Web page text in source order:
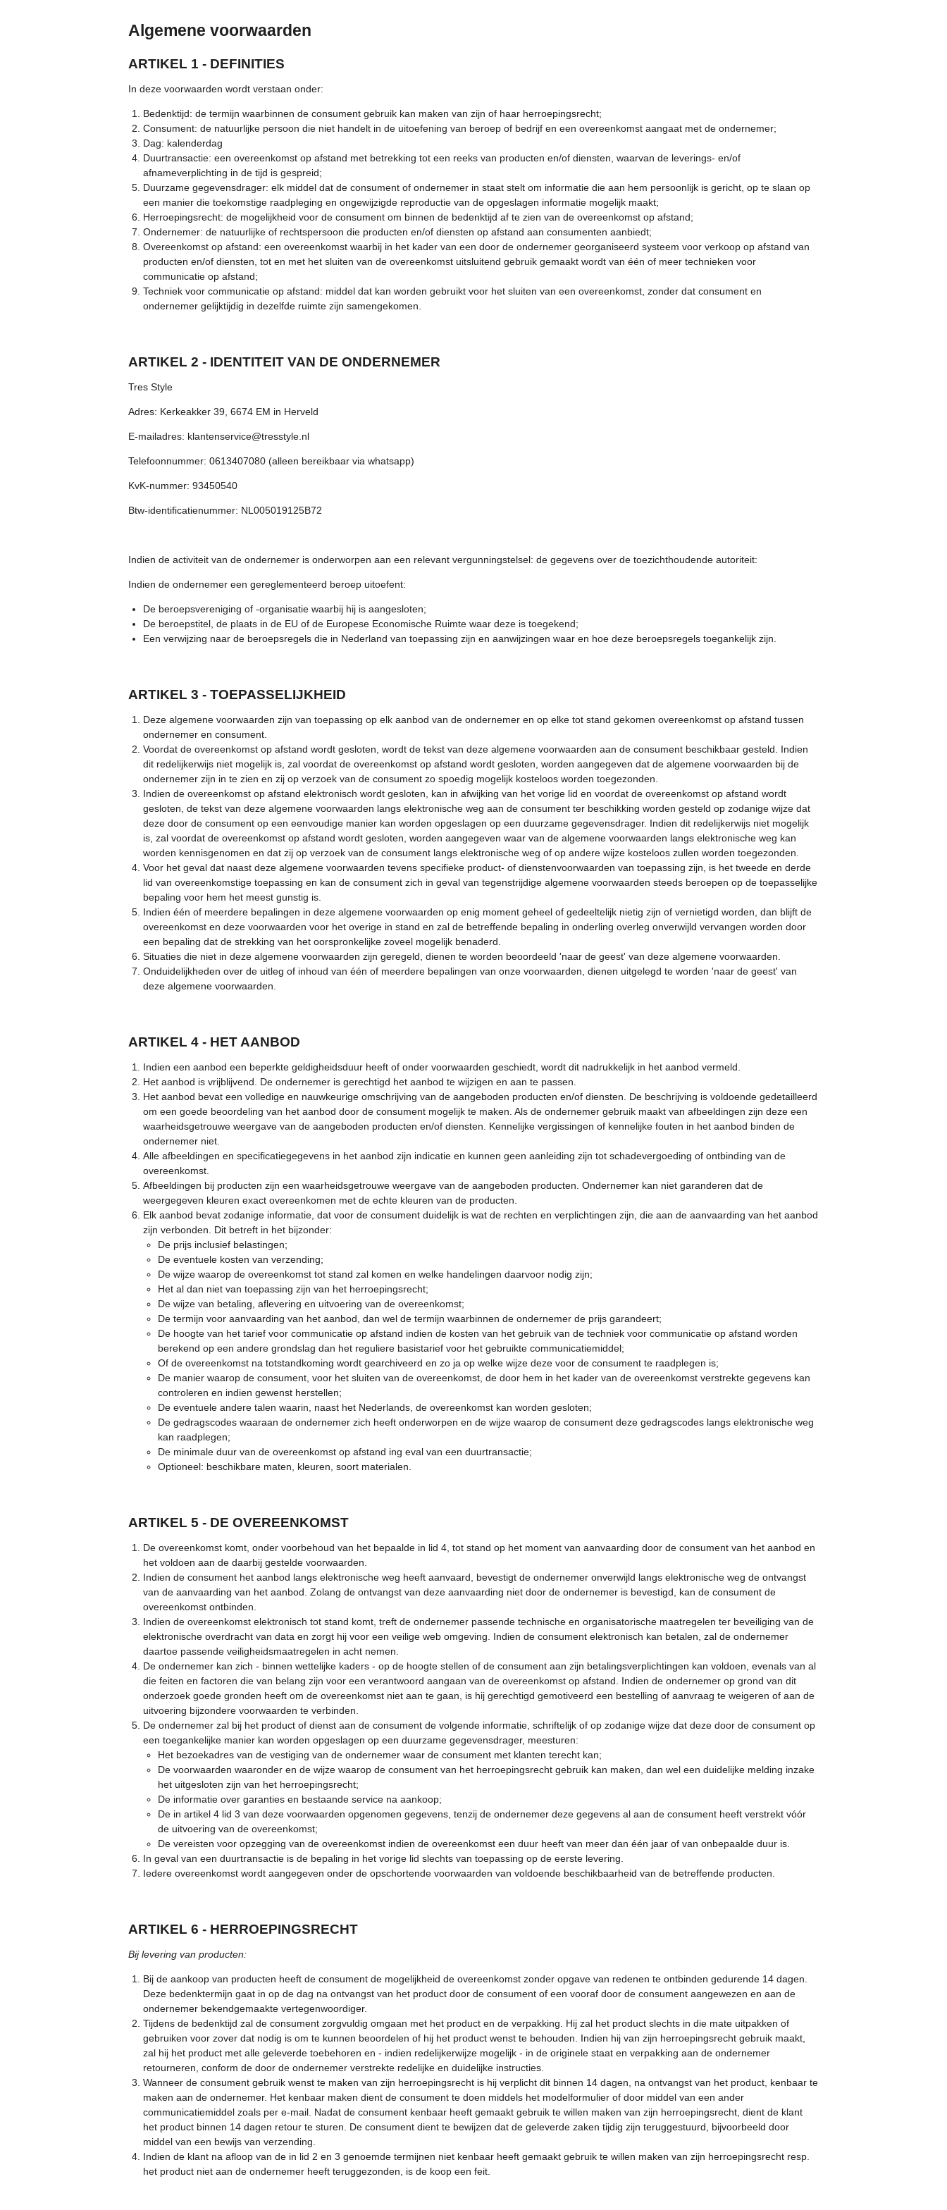
Algemene voorwaarden
ARTIKEL 1 - DEFINITIES
In deze voorwaarden wordt verstaan onder:
Bedenktijd: de termijn waarbinnen de consument gebruik kan maken van zijn of haar herroepingsrecht;
Consument: de natuurlijke persoon die niet handelt in de uitoefening van beroep of bedrijf en een overeenkomst aangaat met de ondernemer;
Dag: kalenderdag
Duurtransactie: een overeenkomst op afstand met betrekking tot een reeks van producten en/of diensten, waarvan de leverings- en/of
afnameverplichting in de tijd is gespreid;
Duurzame gegevensdrager: elk middel dat de consument of ondernemer in staat stelt om informatie die aan hem persoonlijk is gericht, op te slaan op
een manier die toekomstige raadpleging en ongewijzigde reproductie van de opgeslagen informatie mogelijk maakt;
Herroepingsrecht: de mogelijkheid voor de consument om binnen de bedenktijd af te zien van de overeenkomst op afstand;
Ondernemer: de natuurlijke of rechtspersoon die producten en/of diensten op afstand aan consumenten aanbiedt;
Overeenkomst op afstand: een overeenkomst waarbij in het kader van een door de ondernemer georganiseerd systeem voor verkoop op afstand van
producten en/of diensten, tot en met het sluiten van de overeenkomst uitsluitend gebruik gemaakt wordt van één of meer technieken voor
communicatie op afstand;
Techniek voor communicatie op afstand: middel dat kan worden gebruikt voor het sluiten van een overeenkomst, zonder dat consument en
ondernemer gelijktijdig in dezelfde ruimte zijn samengekomen.
ARTIKEL 2 - IDENTITEIT VAN DE ONDERNEMER
Tres Style
Adres: Kerkeakker 39, 6674 EM in Herveld
E-mailadres: klantenservice@tresstyle.nl
Telefoonnummer: 0613407080 (alleen bereikbaar via whatsapp)
KvK-nummer: 93450540
Btw-identificatienummer: NL005019125B72
Indien de activiteit van de ondernemer is onderworpen aan een relevant vergunningstelsel: de gegevens over de toezichthoudende autoriteit:
Indien de ondernemer een gereglementeerd beroep uitoefent:
De beroepsvereniging of -organisatie waarbij hij is aangesloten;
De beroepstitel, de plaats in de EU of de Europese Economische Ruimte waar deze is toegekend;
Een verwijzing naar de beroepsregels die in Nederland van toepassing zijn en aanwijzingen waar en hoe deze beroepsregels toegankelijk zijn.
ARTIKEL 3 - TOEPASSELIJKHEID
Deze algemene voorwaarden zijn van toepassing op elk aanbod van de ondernemer en op elke tot stand gekomen overeenkomst op afstand tussen
ondernemer en consument.
Voordat de overeenkomst op afstand wordt gesloten, wordt de tekst van deze algemene voorwaarden aan de consument beschikbaar gesteld. Indien
dit redelijkerwijs niet mogelijk is, zal voordat de overeenkomst op afstand wordt gesloten, worden aangegeven dat de algemene voorwaarden bij de
ondernemer zijn in te zien en zij op verzoek van de consument zo spoedig mogelijk kosteloos worden toegezonden.
Indien de overeenkomst op afstand elektronisch wordt gesloten, kan in afwijking van het vorige lid en voordat de overeenkomst op afstand wordt
gesloten, de tekst van deze algemene voorwaarden langs elektronische weg aan de consument ter beschikking worden gesteld op zodanige wijze dat
deze door de consument op een eenvoudige manier kan worden opgeslagen op een duurzame gegevensdrager. Indien dit redelijkerwijs niet mogelijk
is, zal voordat de overeenkomst op afstand wordt gesloten, worden aangegeven waar van de algemene voorwaarden langs elektronische weg kan
worden kennisgenomen en dat zij op verzoek van de consument langs elektronische weg of op andere wijze kosteloos zullen worden toegezonden.
Voor het geval dat naast deze algemene voorwaarden tevens specifieke product- of dienstenvoorwaarden van toepassing zijn, is het tweede en derde
lid van overeenkomstige toepassing en kan de consument zich in geval van tegenstrijdige algemene voorwaarden steeds beroepen op de toepasselijke
bepaling voor hem het meest gunstig is.
Indien één of meerdere bepalingen in deze algemene voorwaarden op enig moment geheel of gedeeltelijk nietig zijn of vernietigd worden, dan blijft de
overeenkomst en deze voorwaarden voor het overige in stand en zal de betreffende bepaling in onderling overleg onverwijld vervangen worden door
een bepaling dat de strekking van het oorspronkelijke zoveel mogelijk benaderd.
Situaties die niet in deze algemene voorwaarden zijn geregeld, dienen te worden beoordeeld 'naar de geest' van deze algemene voorwaarden.
Onduidelijkheden over de uitleg of inhoud van één of meerdere bepalingen van onze voorwaarden, dienen uitgelegd te worden 'naar de geest' van
deze algemene voorwaarden.
ARTIKEL 4 - HET AANBOD
Indien een aanbod een beperkte geldigheidsduur heeft of onder voorwaarden geschiedt, wordt dit nadrukkelijk in het aanbod vermeld.
Het aanbod is vrijblijvend. De ondernemer is gerechtigd het aanbod te wijzigen en aan te passen.
Het aanbod bevat een volledige en nauwkeurige omschrijving van de aangeboden producten en/of diensten. De beschrijving is voldoende gedetailleerd
om een goede beoordeling van het aanbod door de consument mogelijk te maken. Als de ondernemer gebruik maakt van afbeeldingen zijn deze een
waarheidsgetrouwe weergave van de aangeboden producten en/of diensten. Kennelijke vergissingen of kennelijke fouten in het aanbod binden de
ondernemer niet.
Alle afbeeldingen en specificatiegegevens in het aanbod zijn indicatie en kunnen geen aanleiding zijn tot schadevergoeding of ontbinding van de
overeenkomst.
Afbeeldingen bij producten zijn een waarheidsgetrouwe weergave van de aangeboden producten. Ondernemer kan niet garanderen dat de
weergegeven kleuren exact overeenkomen met de echte kleuren van de producten.
Elk aanbod bevat zodanige informatie, dat voor de consument duidelijk is wat de rechten en verplichtingen zijn, die aan de aanvaarding van het aanbod
zijn verbonden. Dit betreft in het bijzonder:
De prijs inclusief belastingen;
De eventuele kosten van verzending;
De wijze waarop de overeenkomst tot stand zal komen en welke handelingen daarvoor nodig zijn;
Het al dan niet van toepassing zijn van het herroepingsrecht;
De wijze van betaling, aflevering en uitvoering van de overeenkomst;
De termijn voor aanvaarding van het aanbod, dan wel de termijn waarbinnen de ondernemer de prijs garandeert;
De hoogte van het tarief voor communicatie op afstand indien de kosten van het gebruik van de techniek voor communicatie op afstand worden
berekend op een andere grondslag dan het reguliere basistarief voor het gebruikte communicatiemiddel;
Of de overeenkomst na totstandkoming wordt gearchiveerd en zo ja op welke wijze deze voor de consument te raadplegen is;
De manier waarop de consument, voor het sluiten van de overeenkomst, de door hem in het kader van de overeenkomst verstrekte gegevens kan
controleren en indien gewenst herstellen;
De eventuele andere talen waarin, naast het Nederlands, de overeenkomst kan worden gesloten;
De gedragscodes waaraan de ondernemer zich heeft onderworpen en de wijze waarop de consument deze gedragscodes langs elektronische weg
kan raadplegen;
De minimale duur van de overeenkomst op afstand ing eval van een duurtransactie;
Optioneel: beschikbare maten, kleuren, soort materialen.
ARTIKEL 5 - DE OVEREENKOMST
De overeenkomst komt, onder voorbehoud van het bepaalde in lid 4, tot stand op het moment van aanvaarding door de consument van het aanbod en
het voldoen aan de daarbij gestelde voorwaarden.
Indien de consument het aanbod langs elektronische weg heeft aanvaard, bevestigt de ondernemer onverwijld langs elektronische weg de ontvangst
van de aanvaarding van het aanbod. Zolang de ontvangst van deze aanvaarding niet door de ondernemer is bevestigd, kan de consument de
overeenkomst ontbinden.
Indien de overeenkomst elektronisch tot stand komt, treft de ondernemer passende technische en organisatorische maatregelen ter beveiliging van de
elektronische overdracht van data en zorgt hij voor een veilige web omgeving. Indien de consument elektronisch kan betalen, zal de ondernemer
daartoe passende veiligheidsmaatregelen in acht nemen.
De ondernemer kan zich - binnen wettelijke kaders - op de hoogte stellen of de consument aan zijn betalingsverplichtingen kan voldoen, evenals van al
die feiten en factoren die van belang zijn voor een verantwoord aangaan van de overeenkomst op afstand. Indien de ondernemer op grond van dit
onderzoek goede gronden heeft om de overeenkomst niet aan te gaan, is hij gerechtigd gemotiveerd een bestelling of aanvraag te weigeren of aan de
uitvoering bijzondere voorwaarden te verbinden.
De ondernemer zal bij het product of dienst aan de consument de volgende informatie, schriftelijk of op zodanige wijze dat deze door de consument op
een toegankelijke manier kan worden opgeslagen op een duurzame gegevensdrager, meesturen:
Het bezoekadres van de vestiging van de ondernemer waar de consument met klanten terecht kan;
De voorwaarden waaronder en de wijze waarop de consument van het herroepingsrecht gebruik kan maken, dan wel een duidelijke melding inzake
het uitgesloten zijn van het herroepingsrecht;
De informatie over garanties en bestaande service na aankoop;
De in artikel 4 lid 3 van deze voorwaarden opgenomen gegevens, tenzij de ondernemer deze gegevens al aan de consument heeft verstrekt vóór
de uitvoering van de overeenkomst;
De vereisten voor opzegging van de overeenkomst indien de overeenkomst een duur heeft van meer dan één jaar of van onbepaalde duur is.
In geval van een duurtransactie is de bepaling in het vorige lid slechts van toepassing op de eerste levering.
Iedere overeenkomst wordt aangegeven onder de opschortende voorwaarden van voldoende beschikbaarheid van de betreffende producten.
ARTIKEL 6 - HERROEPINGSRECHT
Bij levering van producten:
Bij de aankoop van producten heeft de consument de mogelijkheid de overeenkomst zonder opgave van redenen te ontbinden gedurende 14 dagen.
Deze bedenktermijn gaat in op de dag na ontvangst van het product door de consument of een vooraf door de consument aangewezen en aan de
ondernemer bekendgemaakte vertegenwoordiger.
Tijdens de bedenktijd zal de consument zorgvuldig omgaan met het product en de verpakking. Hij zal het product slechts in die mate uitpakken of
gebruiken voor zover dat nodig is om te kunnen beoordelen of hij het product wenst te behouden. Indien hij van zijn herroepingsrecht gebruik maakt,
zal hij het product met alle geleverde toebehoren en - indien redelijkerwijze mogelijk - in de originele staat en verpakking aan de ondernemer
retourneren, conform de door de ondernemer verstrekte redelijke en duidelijke instructies.
Wanneer de consument gebruik wenst te maken van zijn herroepingsrecht is hij verplicht dit binnen 14 dagen, na ontvangst van het product, kenbaar te
maken aan de ondernemer. Het kenbaar maken dient de consument te doen middels het modelformulier of door middel van een ander
communicatiemiddel zoals per e-mail. Nadat de consument kenbaar heeft gemaakt gebruik te willen maken van zijn herroepingsrecht, dient de klant
het product binnen 14 dagen retour te sturen. De consument dient te bewijzen dat de geleverde zaken tijdig zijn teruggestuurd, bijvoorbeeld door
middel van een bewijs van verzending.
Indien de klant na afloop van de in lid 2 en 3 genoemde termijnen niet kenbaar heeft gemaakt gebruik te willen maken van zijn herroepingsrecht resp.
het product niet aan de ondernemer heeft teruggezonden, is de koop een feit.